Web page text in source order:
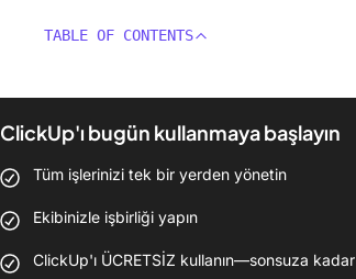
TABLE OF CONTENTS
ClickUp'ı bugün kullanmaya başlayın
Tüm işlerinizi tek bir yerden yönetin
Ekibinizle işbirliği yapın
ClickUp'ı ÜCRETSİZ kullanın—sonsuza kadar